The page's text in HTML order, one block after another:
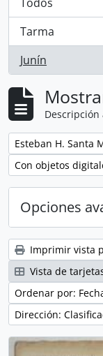
Tarma
, 2 resultados
Junín
, 2 resultados
Remove filter:
Esteban H. Santa
Remove filter:
Con objetos
Opciones
Imprimir vista
Vista de
Ordenar por:
Dirección: